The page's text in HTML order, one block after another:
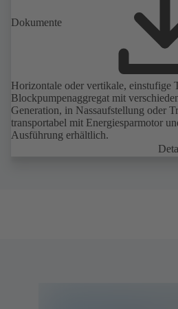
Dokumente
Horizontale oder vertikale, einstufige
Blockpumpenaggregat mit
Generation, in Nassaufstellung oder
transportabel mit Energiesparmotor
Ausführung erhältlich.